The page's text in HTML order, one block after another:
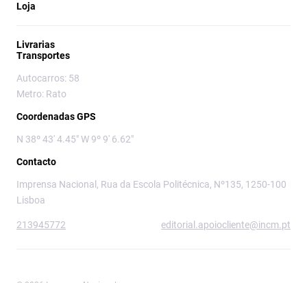
Loja
Livrarias
Transportes
Autocarros: 58
Metro: Rato
Coordenadas GPS
N 38º 43' 4.45" W 9º 9' 6.62"
Contacto
Imprensa Nacional, Rua da Escola Politécnica, Nº135, 1250-100
Lisboa
213945772 editorial.apoiocliente@incm.pt